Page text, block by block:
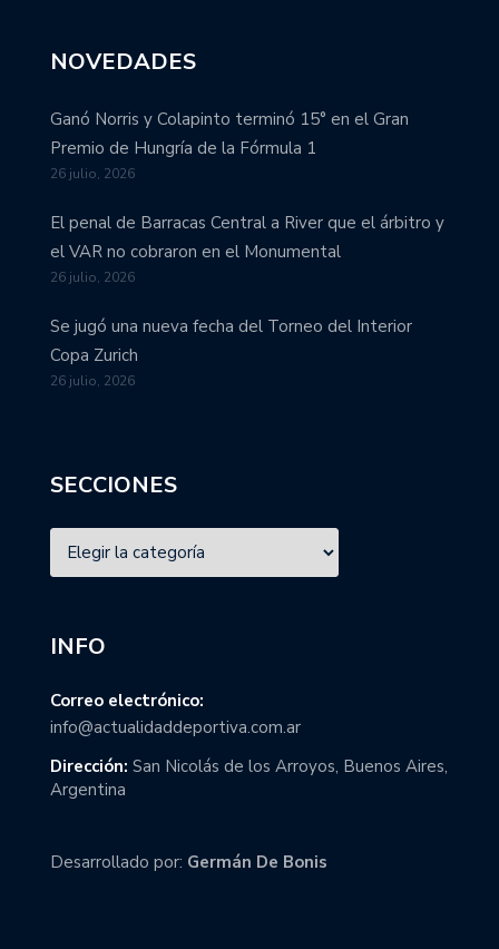
NOVEDADES
Ganó Norris y Colapinto terminó 15° en el Gran
Premio de Hungría de la Fórmula 1
26 julio, 2026
El penal de Barracas Central a River que el árbitro y
el VAR no cobraron en el Monumental
26 julio, 2026
Se jugó una nueva fecha del Torneo del Interior
Copa Zurich
26 julio, 2026
SECCIONES
INFO
Correo electrónico:
info@actualidaddeportiva.com.ar
Dirección: San Nicolás de los Arroyos, Buenos Aires,
Argentina
Desarrollado por: Germán De Bonis